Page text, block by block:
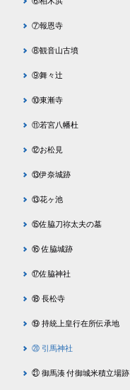
⑦報恩寺
⑧観音山古墳
⑨舞々辻
⑩東漸寺
⑪若宮八幡杜
⑫お松見
⑬伊奈城跡
⑬花ヶ池
⑮佐脇刀祢太夫の墓
⑯ 佐脇城跡
⑰佐脇神社
⑱ 長松寺
⑲ 持統上皇行在所伝承地
⑳ 引馬神社
㉑ 御馬湊 付御城米積立場跡